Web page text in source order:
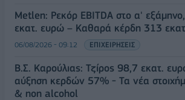
Metlen: Ρεκόρ EBITDA στο α'
εκατ. ευρώ – Καθαρά κέρδη 313
06/08/2026 - 09:12 ΕΠΙΧΕΙΡΗΣΕΙΣ
Β.Σ. Καρούλιας: Τζίρος 98,7 εκατ.
αύξηση κερδών 57% - Τα νέα
& non alcohol